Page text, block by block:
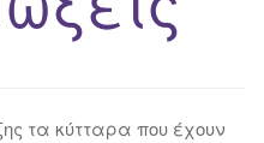
τα κύτταρα που έχουν